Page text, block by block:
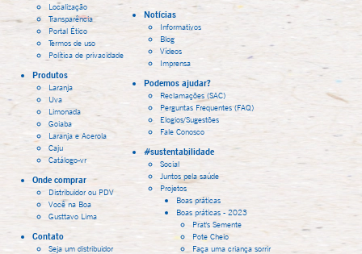
Localização
Transparência
Portal Ético
Termos de uso
Política de privacidade
Produtos
Laranja
Uva
Limonada
Goiaba
Laranja e Acerola
Caju
Catálogo-vr
Onde comprar
Distribuidor ou PDV
Você na Boa
Gusttavo Lima
Contato
Seja um distribuidor
Notícias
Informativos
Blog
Vídeos
Imprensa
Podemos ajudar?
Reclamações (SAC)
Perguntas Frequentes (FAQ)
Elogios/Sugestões
Fale Conosco
#sustentabilidade
Social
Juntos pela saúde
Projetos
Boas práticas
Boas práticas - 2023
Prat's Semente
Pote Cheio
Faça uma criança sorrir